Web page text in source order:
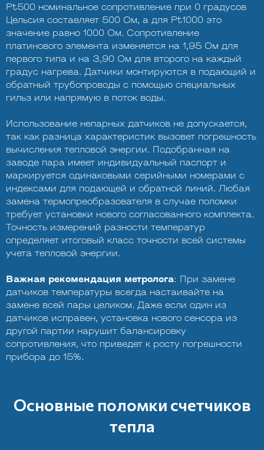
Pt500 номинальное сопротивление при 0 градусов
Цельсия составляет 500 Ом, а для Pt1000 это
значение равно 1000 Ом. Сопротивление
платинового элемента изменяется на 1,95 Ом для
первого типа и на 3,90 Ом для второго на каждый
градус нагрева. Датчики монтируются в подающий и
обратный трубопроводы с помощью специальных
гильз или напрямую в поток воды.
Использование непарных датчиков не допускается,
так как разница характеристик вызовет погрешность
вычисления тепловой энергии. Подобранная на
заводе пара имеет индивидуальный паспорт и
маркируется одинаковыми серийными номерами с
индексами для подающей и обратной линий. Любая
замена термопреобразователя в случае поломки
требует установки нового согласованного комплекта.
Точность измерений разности температур
определяет итоговый класс точности всей системы
учета тепловой энергии.
Важная рекомендация метролога: При замене
датчиков температуры всегда настаивайте на
замене всей пары целиком. Даже если один из
датчиков исправен, установка нового сенсора из
другой партии нарушит балансировку
сопротивления, что приведет к росту погрешности
прибора до 15%.
Основные поломки счетчиков
тепла